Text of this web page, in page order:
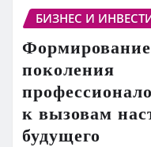
БИЗНЕС И
Формирование
поколения
к вызовам
будущего